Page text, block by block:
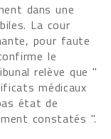
dans une
La cour
pour faute
le
relève que "
médicaux
état de
constatés ".